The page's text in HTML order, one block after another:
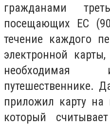
гражданами
посещающих ЕС
течение каждого
электронной
необходимая
путешественнике.
приложил карту на
который